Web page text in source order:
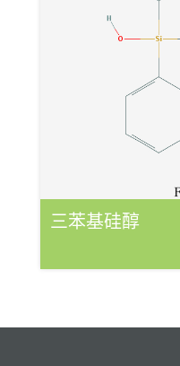
三苯基硅醇